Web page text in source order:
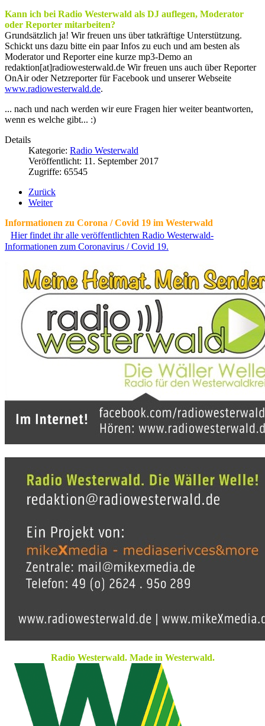
Kann ich bei Radio Westerwald als DJ auflegen, Moderator
oder Reporter mitarbeiten?
Grundsätzlich ja! Wir freuen uns über tatkräftige Unterstützung.
Schickt uns dazu bitte ein paar Infos zu euch und am besten als
Moderator und Reporter eine kurze mp3-Demo an
redaktion[at]radiowesterwald.de Wir freuen uns auch über Reporter
OnAir oder Netzreporter für Facebook und unserer Webseite
www.radiowesterwald.de.
... nach und nach werden wir eure Fragen hier weiter beantworten,
wenn es welche gibt... :)
Details
Kategorie: Radio Westerwald
Veröffentlicht: 11. September 2017
Zugriffe: 65545
Zurück
Weiter
Informationen zu Corona / Covid 19 im Westerwald
Hier findet ihr alle veröffentlichten Radio Westerwald-
Informationen zum Coronavirus / Covid 19.
Radio Westerwald. Made in Westerwald.